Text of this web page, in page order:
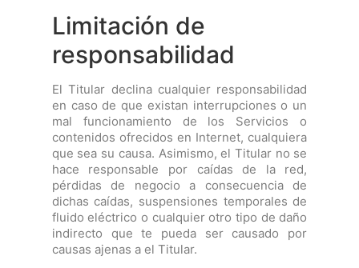
Limitación de
responsabilidad
El Titular declina cualquier responsabilidad
en caso de que existan interrupciones o un
mal funcionamiento de los Servicios o
contenidos ofrecidos en Internet, cualquiera
que sea su causa. Asimismo, el Titular no se
hace responsable por caídas de la red,
pérdidas de negocio a consecuencia de
dichas caídas, suspensiones temporales de
fluido eléctrico o cualquier otro tipo de daño
indirecto que te pueda ser causado por
causas ajenas a el Titular.